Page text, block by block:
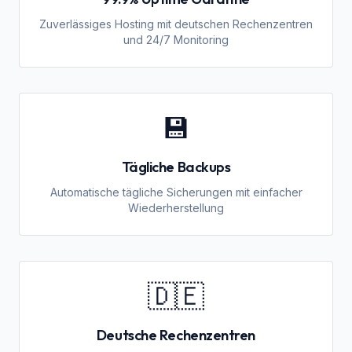
Zuverlässiges Hosting mit deutschen Rechenzentren
und 24/7 Monitoring
💾
Tägliche Backups
Automatische tägliche Sicherungen mit einfacher
Wiederherstellung
🇩🇪
Deutsche Rechenzentren